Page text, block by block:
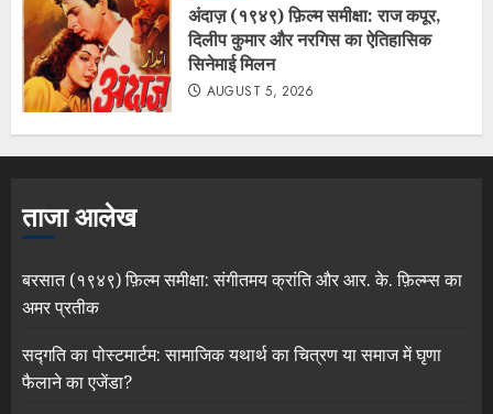
अंदाज़ (१९४९) फ़िल्म समीक्षा: राज कपूर,
दिलीप कुमार और नरगिस का ऐतिहासिक
सिनेमाई मिलन
AUGUST 5, 2026
ताजा आलेख
बरसात (१९४९) फ़िल्म समीक्षा: संगीतमय क्रांति और आर. के. फ़िल्म्स का
अमर प्रतीक
सद्गति का पोस्टमार्टम: सामाजिक यथार्थ का चित्रण या समाज में घृणा
फैलाने का एजेंडा?